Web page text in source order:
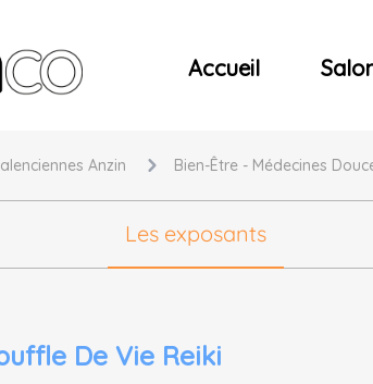
de Salons, Evénements et Concerts
Accueil
Anzin Bien-Être - Médecines
Les exposants
De Vie Reiki